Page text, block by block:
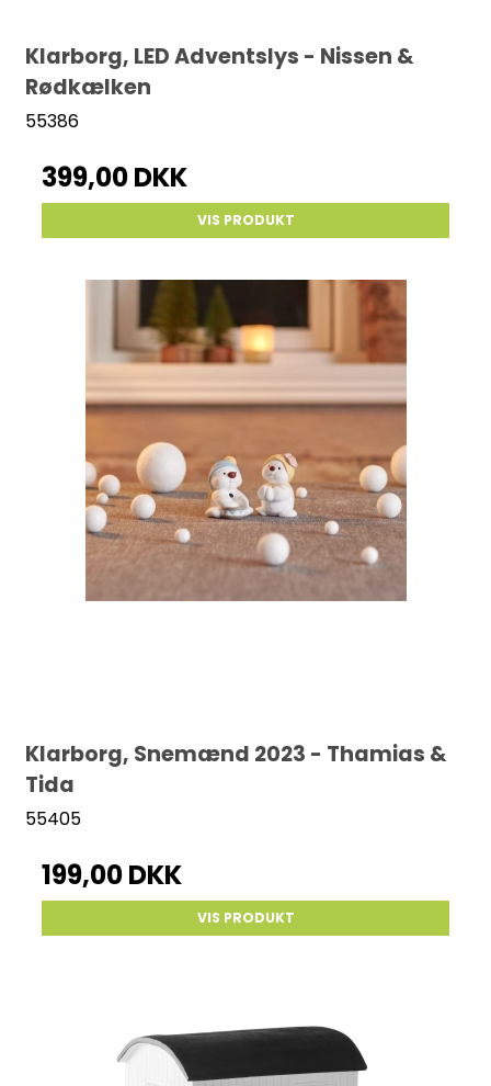
Klarborg, LED Adventslys - Nissen &
Rødkælken
55386
399,00 DKK
VIS PRODUKT
Klarborg, Snemænd 2023 - Thamias &
Tida
55405
199,00 DKK
VIS PRODUKT